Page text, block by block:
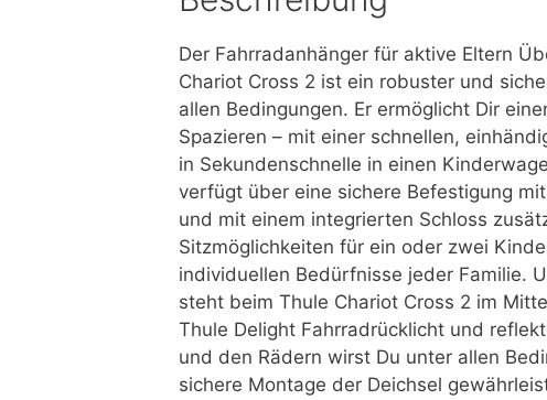
Der Fahrradanhänger für aktive Eltern
Chariot Cross 2 ist ein robuster und
allen Bedingungen. Er ermöglicht Dir
Spazieren – mit einer schnellen,
in Sekundenschnelle in einen
verfügt über eine sichere Befestigung
und mit einem integrierten Schloss
Sitzmöglichkeiten für ein oder zwei
individuellen Bedürfnisse jeder Familie.
steht beim Thule Chariot Cross 2 im
Thule Delight Fahrradrücklicht und
und den Rädern wirst Du unter allen
sichere Montage der Deichsel